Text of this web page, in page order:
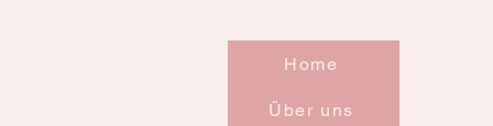
Home
Über uns